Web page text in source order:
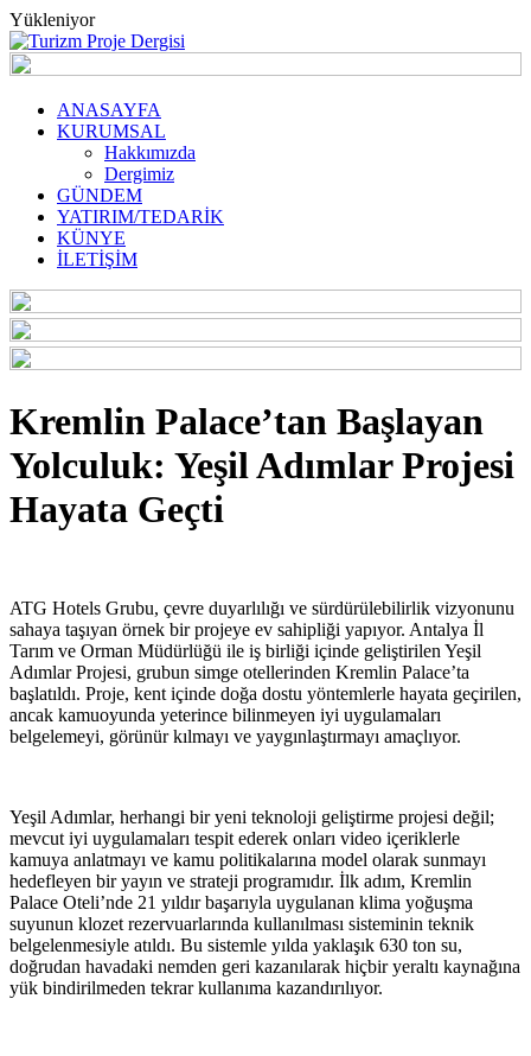
Yükleniyor
ANASAYFA
KURUMSAL
Hakkımızda
Dergimiz
GÜNDEM
YATIRIM/TEDARİK
KÜNYE
İLETİŞİM
Kremlin Palace’tan Başlayan
Yolculuk: Yeşil Adımlar Projesi
Hayata Geçti
ATG Hotels Grubu, çevre duyarlılığı ve sürdürülebilirlik vizyonunu
sahaya taşıyan örnek bir projeye ev sahipliği yapıyor. Antalya İl
Tarım ve Orman Müdürlüğü ile iş birliği içinde geliştirilen Yeşil
Adımlar Projesi, grubun simge otellerinden Kremlin Palace’ta
başlatıldı. Proje, kent içinde doğa dostu yöntemlerle hayata geçirilen,
ancak kamuoyunda yeterince bilinmeyen iyi uygulamaları
belgelemeyi, görünür kılmayı ve yaygınlaştırmayı amaçlıyor.
Yeşil Adımlar, herhangi bir yeni teknoloji geliştirme projesi değil;
mevcut iyi uygulamaları tespit ederek onları video içeriklerle
kamuya anlatmayı ve kamu politikalarına model olarak sunmayı
hedefleyen bir yayın ve strateji programıdır. İlk adım, Kremlin
Palace Oteli’nde 21 yıldır başarıyla uygulanan klima yoğuşma
suyunun klozet rezervuarlarında kullanılması sisteminin teknik
belgelenmesiyle atıldı. Bu sistemle yılda yaklaşık 630 ton su,
doğrudan havadaki nemden geri kazanılarak hiçbir yeraltı kaynağına
yük bindirilmeden tekrar kullanıma kazandırılıyor.